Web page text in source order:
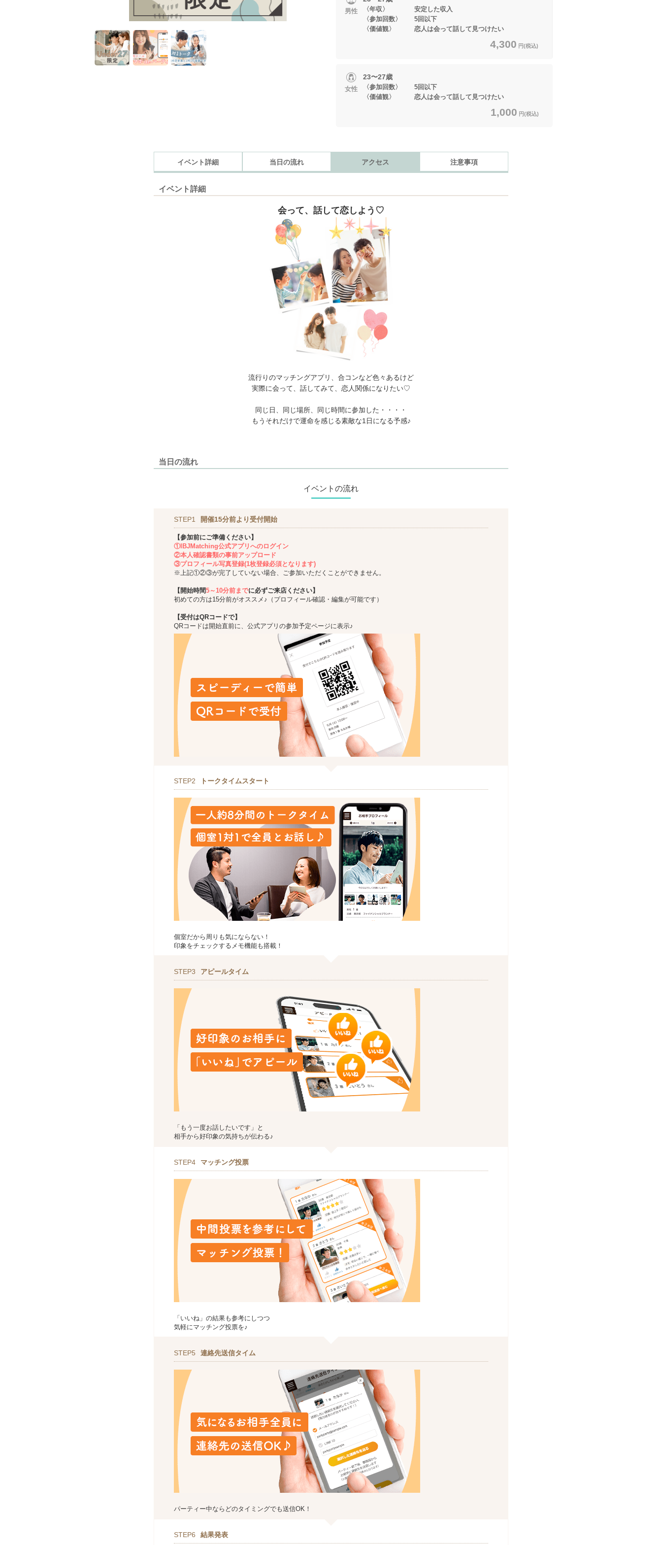
男性
〈年収〉 安定した収入
〈参加回数〉 5回以下
〈価値観〉 恋人は会って話して見つけたい
4,300 円(税込)
女性
23〜27歳
〈参加回数〉 5回以下
〈価値観〉 恋人は会って話して見つけたい
1,000 円(税込)
イベント詳細 当日の流れ アクセス 注意事項
イベント詳細
会って、話して恋しよう♡
流行りのマッチングアプリ、合コンなど色々あるけど
実際に会って、話してみて、恋人関係になりたい♡
同じ日、同じ場所、同じ時間に参加した・・・・
もうそれだけで運命を感じる素敵な1日になる予感♪
当日の流れ
イベントの流れ
STEP1 開催15分前より受付開始
【参加前にご準備ください】
①IBJMatching公式アプリへのログイン
②本人確認書類の事前アップロード
③プロフィール写真登録(1枚登録必須となります)
※上記①②③が完了していない場合、ご参加いただくことができません。
【開始時間5～10分前までに必ずご来店ください】
初めての方は15分前がオススメ♪（プロフィール確認・編集が可能です）
【受付はQRコードで】
QRコードは開始直前に、公式アプリの参加予定ページに表示♪
STEP2 トークタイムスタート
個室だから周りも気にならない！
印象をチェックするメモ機能も搭載！
STEP3 アピールタイム
「もう一度お話したいです」と
相手から好印象の気持ちが伝わる♪
STEP4 マッチング投票
「いいね」の結果も参考にしつつ
気軽にマッチング投票を♪
STEP5 連絡先送信タイム
パーティー中ならどのタイミングでも送信OK！
STEP6 結果発表